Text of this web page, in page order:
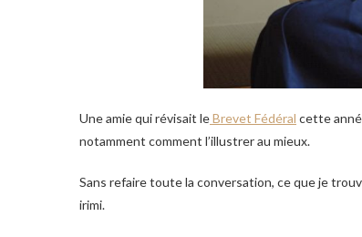
Une amie qui révisait leBrevet Fédéral cette
notamment comment l’illustrer au mieux.
Sans refaire toute la conversation, ce que je
irimi.